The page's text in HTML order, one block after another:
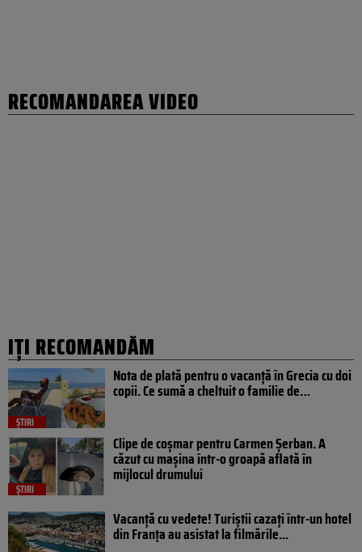
RECOMANDAREA VIDEO
IȚI RECOMANDĂM
ȘTIRI
Nota de plată pentru o vacanță în Grecia cu doi
copii. Ce sumă a cheltuit o familie de…
ȘTIRI
Clipe de coșmar pentru Carmen Șerban. A
căzut cu mașina într-o groapă aflată în
mijlocul drumului
Vacanță cu vedete! Turiștii cazați într-un hotel
din Franța au asistat la filmările...